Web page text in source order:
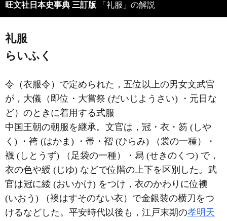
旺文社日本史事典 三訂版 「礼服」の解説
礼服
らいふく
令（衣服令）で定められた，五位以上の男女文武官
が，大儀（即位・大嘗祭 (だいじようさい) ・元日な
ど）のときに着用する式服
中国王朝の朝服を継承。文官は，冠・衣・笏 (しや
く) ・袴 (はかま) ・帯・褶 (ひらみ) （裳の一種）・
襪 (しとうず) （足袋の一種）・舄 (せきのくつ) で，
衣の色や綬 (じゆ) などで位階の上下を区別した。武
官は冠に緌 (おいかけ) をつけ，衣のかわりに位襖
(いおう) （襖はすそのない衣）で金銀装の横刀をつ
けるなどした。平安時代以後も，江戸末期の孝明天